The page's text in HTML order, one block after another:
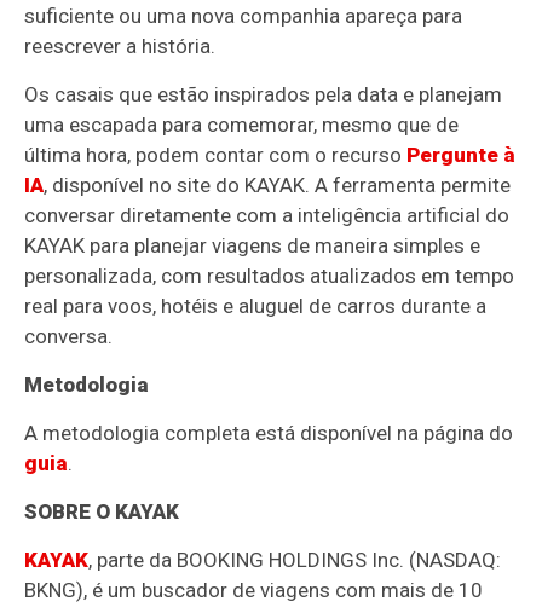
suficiente ou uma nova companhia apareça para
reescrever a história.
Os casais que estão inspirados pela data e planejam
uma escapada para comemorar, mesmo que de
última hora, podem contar com o recurso Pergunte à
IA, disponível no site do KAYAK. A ferramenta permite
conversar diretamente com a inteligência artificial do
KAYAK para planejar viagens de maneira simples e
personalizada, com resultados atualizados em tempo
real para voos, hotéis e aluguel de carros durante a
conversa.
Metodologia
A metodologia completa está disponível na página do
guia.
SOBRE O KAYAK
KAYAK, parte da BOOKING HOLDINGS Inc. (NASDAQ:
BKNG), é um buscador de viagens com mais de 10